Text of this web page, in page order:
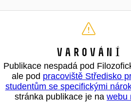
Varování
Publikace nespadá pod
ale pod pracoviště Středisko
studentům se specifickými
stránka publikace je na webu